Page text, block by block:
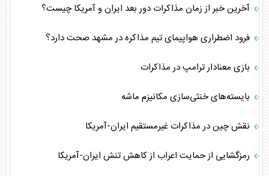
آخرین خبر از زمان مذاکرات دور بعد ایران و آمریکا چیست؟
فرود اضطراری هواپیمای تیم مذاکره در مشهد صحت دارد؟
بازی معنادار ترامپ در مذاکرات
بایسته‌های خنثی‌سازی مکانیزم ماشه
نقش چین در مذاکرات غیرمستقیم ایران-آمریکا
رمزگشایی از حمایت اعراب از کاهش تنش ایران-آمریکا